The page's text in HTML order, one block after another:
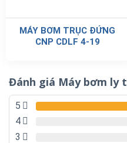
MÁY BƠM TRỤC ĐỨNG
CNP CDLF 4-19
Đánh giá Máy bơm ly
5
4
3